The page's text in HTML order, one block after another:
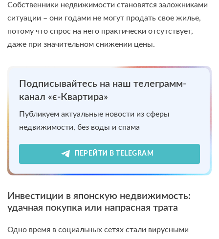
Собственники недвижимости становятся заложниками
ситуации – они годами не могут продать свое жилье,
потому что спрос на него практически отсутствует,
даже при значительном снижении цены.
Подписывайтесь на наш телеграмм-
канал «є-Квартира»
Публикуем актуальные новости из сферы
недвижимости, без воды и спама
ПЕРЕЙТИ В TELEGRAM
Инвестиции в японскую недвижимость:
удачная покупка или напрасная трата
Одно время в социальных сетях стали вирусными